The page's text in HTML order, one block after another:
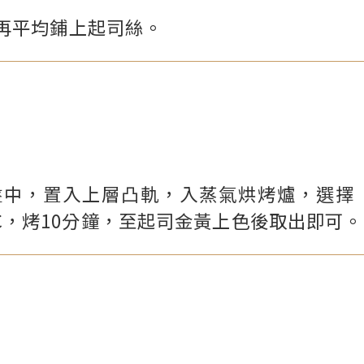
均鋪上起司絲。
，置入上層凸軌，入蒸氣烘烤爐，選擇
烤10分鐘，至起司金黃上色後取出即可。